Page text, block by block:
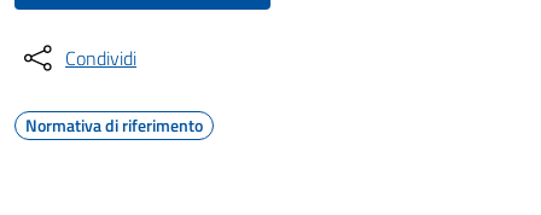
Condividi
Normativa di riferimento